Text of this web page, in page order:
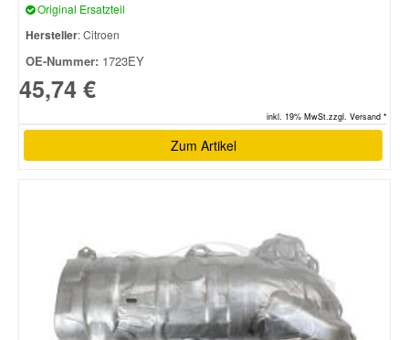
Original Ersatzteil
Hersteller: Citroen
OE-Nummer: 1723EY
45,74 €
inkl. 19% MwSt.zzgl. Versand *
Zum Artikel